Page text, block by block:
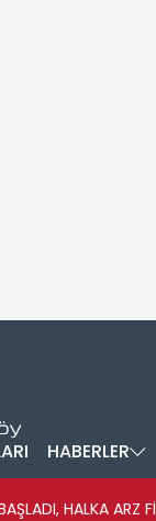
HABERLER
HALKA ARZ